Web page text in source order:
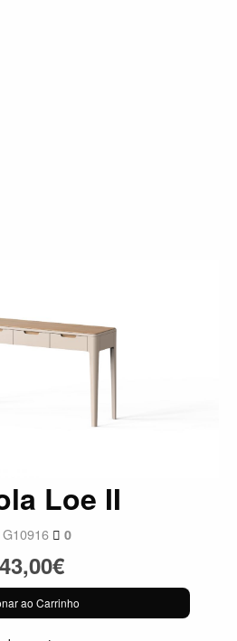
Loe II
G10916 0
ao Carrinho